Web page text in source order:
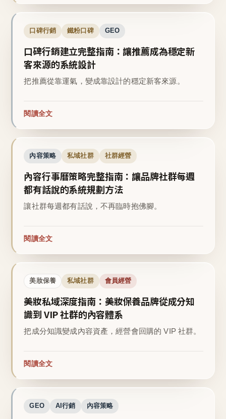
口碑行銷 鐵粉口碑 GEO
口碑行銷建立完整指南：讓推薦成為穩定新
客來源的系統設計
把推薦從靠運氣，變成靠設計的穩定新客來源。
閱讀全文
內容策略 私域社群 社群經營
內容行事曆策略完整指南：讓品牌社群每週
都有話說的系統規劃方法
讓社群每週都有話說，不再臨時抱佛腳。
閱讀全文
美妝保養 私域社群 會員經營
美妝私域深度指南：美妝保養品牌從成分知
識到 VIP 社群的內容體系
把成分知識變成內容資產，經營會回購的 VIP 社群。
閱讀全文
GEO AI行銷 內容策略